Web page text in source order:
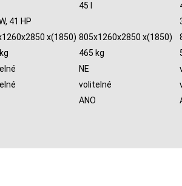
45 l
41 HP
x(1850) 805x1260x2850 x(1850)
465 kg
NE
volitelné
ANO